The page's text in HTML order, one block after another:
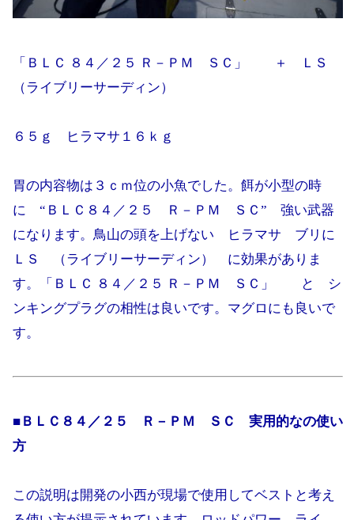
「ＢＬＣ ８４／２５ Ｒ－ＰＭ ＳＣ」 ＋ ＬＳ
（ライブリーサーディン）
６５ｇ ヒラマサ１６ｋｇ
胃の内容物は３ｃｍ位の小魚でした。餌が小型の時
に “ＢＬＣ８４／２５ Ｒ－ＰＭ ＳＣ” 強い武器
になります。鳥山の頭を上げない ヒラマサ ブリに
ＬＳ （ライブリーサーディン） に効果がありま
す。「ＢＬＣ ８４／２５ Ｒ－ＰＭ ＳＣ」 と シ
ンキングプラグの相性は良いです。マグロにも良いで
す。
■ ＢＬＣ８４／２５ Ｒ－ＰＭ ＳＣ
実用的なの使い
方
この説明は開発の小西が現場で使用してベストと考え